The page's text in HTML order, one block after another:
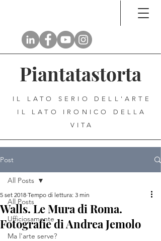
Piantatastorta
IL LATO SERIO DELL'ARTE
IL LATO IRONICO DELLA
VITA
Post
All Posts
Ufficiosamente
Ma l'arte serve?
All Posts
Walls. Le Mura di Roma.
Fotografie di Andrea Jemolo
5 set 2018 Tempo di lettura: 3 min